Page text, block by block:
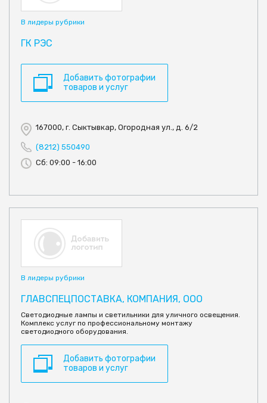
В лидеры рубрики
ГК РЭС
Добавить фотографии
товаров и услуг
167000, г. Сыктывкар, Огородная ул., д. 6/2
(8212) 550490
Сб: 09:00 - 16:00
В лидеры рубрики
ГЛАВСПЕЦПОСТАВКА, КОМПАНИЯ, ООО
Светодиодные лампы и светильники для уличного освещения.
Комплекс услуг по профессиональному монтажу
светодиодного оборудования.
Добавить фотографии
товаров и услуг